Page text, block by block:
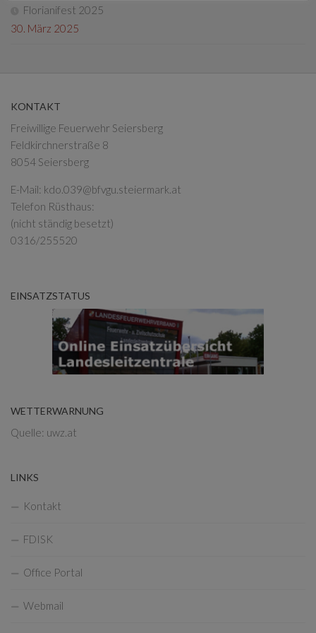
Florianifest 2025
30. März 2025
KONTAKT
Freiwillige Feuerwehr Seiersberg
Feldkirchnerstraße 8
8054 Seiersberg
E-Mail: kdo.039@bfvgu.steiermark.at
Telefon Rüsthaus:
(nicht ständig besetzt)
0316/255520
EINSATZSTATUS
WETTERWARNUNG
Quelle: uwz.at
LINKS
Kontakt
FDISK
Office Portal
Webmail